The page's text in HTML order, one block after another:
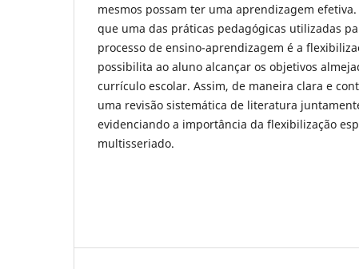
mesmos possam ter uma aprendizagem
que uma das práticas pedagógicas utilizadas
processo de ensino-aprendizagem é a
possibilita ao aluno alcançar os objetivos
currículo escolar. Assim, de maneira clara e
uma revisão sistemática de literatura
evidenciando a importância da flexibilização
multisseriado.